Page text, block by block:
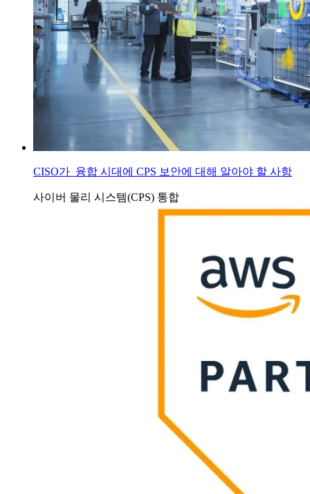
CISO가 융합 시대에 CPS 보안에 대해 알아야 할 사항
사이버 물리 시스템(CPS) 통합